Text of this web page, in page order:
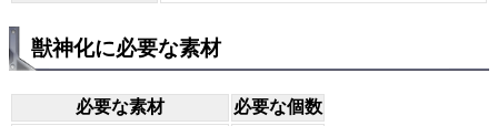
獣神化に必要な素材
必要な素材
必要な個数